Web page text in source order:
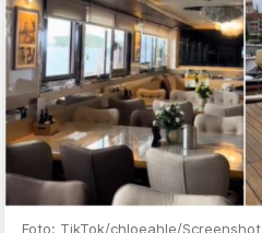
Foto: TikTok/chloeahle/Screenshot